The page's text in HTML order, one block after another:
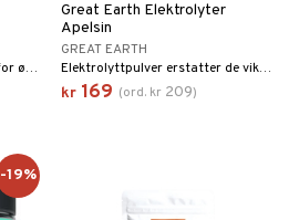
Gjenoppretter elektrolytter for økt prestasjon, utholdenhet og restitusjon.
Great Earth Elektrolyter
Apelsin
GREAT EARTH
Elektrolyttpulver erstatter de viktige mineralene som går tapt ved svette.
kr 169 (ord. kr 209)
-19%